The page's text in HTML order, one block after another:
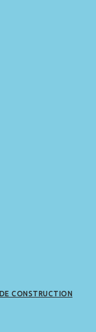
CONSTRUCTION